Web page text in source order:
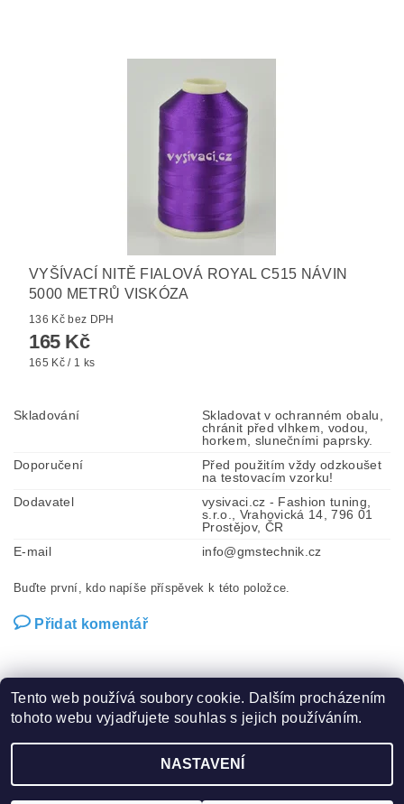
VYŠÍVACÍ NITĚ FIALOVÁ ROYAL C515 NÁVIN
5000 METRŮ VISKÓZA
136 Kč bez DPH
165 Kč
165 Kč / 1 ks
Skladování
Skladovat v ochranném obalu,
chránit před vlhkem, vodou,
horkem, slunečními paprsky.
Doporučení
Před použitím vždy odzkoušet
na testovacím vzorku!
Dodavatel
vysivaci.cz - Fashion tuning,
s.r.o., Vrahovická 14, 796 01
Prostějov, ČR
E-mail
info@gmstechnik.cz
Buďte první, kdo napíše příspěvek k této položce.
Přidat komentář
Zboží.cz | Heureka.cz | Hot-fix.cz | Crystalstyle.cz
2026 ©Vysivaci.cz, všechna práva vyhrazena
Tento web používá soubory cookie. Dalším procházením
tohoto webu vyjadřujete souhlas s jejich používáním.
NASTAVENÍ